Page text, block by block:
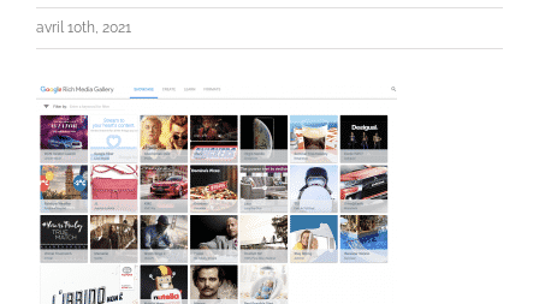
avril 10th, 2021